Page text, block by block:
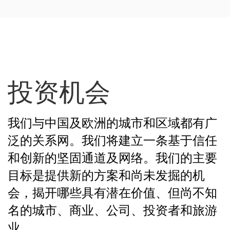
投资机会
我们与中国及欧洲的城市和区域都有广
泛的关系网。我们将建立一条基于信任
和创新的坚固通道及网络。我们的主要
目标是提供新的方案和尚未发掘的机
会，揭开哪些具有潜在价值、但尚不知
名的城市、商业、公司、投资者和旅游
业。